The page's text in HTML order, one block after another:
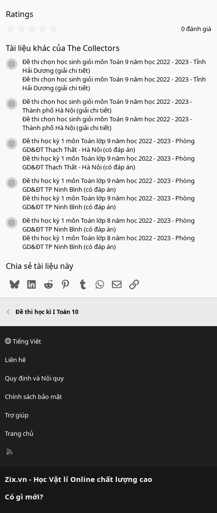
Ratings
0
0
a
o
0 đánh giá
Tài liệu khác của The Collectors
icon tài liệu
Đề thi chọn học sinh giỏi môn Toán 9 năm học 2022 - 2023 - Tỉnh
Hải Dương (giải chi tiết)
Đề thi chọn học sinh giỏi môn Toán 9 năm học 2022 - 2023 - Tỉnh
Hải Dương (giải chi tiết)
icon tài liệu
Đề thi chọn học sinh giỏi môn Toán 9 năm học 2022 - 2023 -
Thành phố Hà Nội (giải chi tiết)
Đề thi chọn học sinh giỏi môn Toán 9 năm học 2022 - 2023 -
Thành phố Hà Nội (giải chi tiết)
icon tài liệu
Đề thi học kỳ 1 môn Toán lớp 9 năm học 2022 - 2023 - Phòng
GD&ĐT Thạch Thất - Hà Nội (có đáp án)
Đề thi học kỳ 1 môn Toán lớp 9 năm học 2022 - 2023 - Phòng
GD&ĐT Thạch Thất - Hà Nội (có đáp án)
icon tài liệu
Đề thi học kỳ 1 môn Toán lớp 9 năm học 2022 - 2023 - Phòng
GD&ĐT TP Ninh Bình (có đáp án)
Đề thi học kỳ 1 môn Toán lớp 9 năm học 2022 - 2023 - Phòng
GD&ĐT TP Ninh Bình (có đáp án)
icon tài liệu
Đề thi học kỳ 1 môn Toán lớp 8 năm học 2022 - 2023 - Phòng
GD&ĐT TP Ninh Bình (có đáp án)
Đề thi học kỳ 1 môn Toán lớp 8 năm học 2022 - 2023 - Phòng
GD&ĐT TP Ninh Bình (có đáp án)
Chia sẻ tài liệu này
BlueskyLinkedIn
Reddit PinterestTumblr WhatsApp
EmailLink
Đề thi học kì I Toán 10
Tiếng Việt
Liên hệ
Quy định và Nội quy
Chính sách bảo mật
Trợ giúp
Trang chủ
R
Zix.vn - Học Vật lí Online chất lượng cao
Có gì mới?